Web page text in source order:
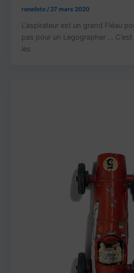
ronefoto / 27 mars 2020
L’aspirateur est un grand Fléau
pas pour un Legographer …
les